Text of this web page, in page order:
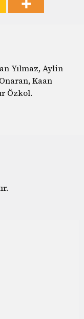
Yılmaz, Aylin
Kaan
Özkol.